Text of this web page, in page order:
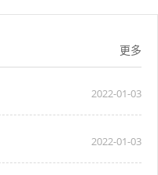
更多
2022-01-03
2022-01-03